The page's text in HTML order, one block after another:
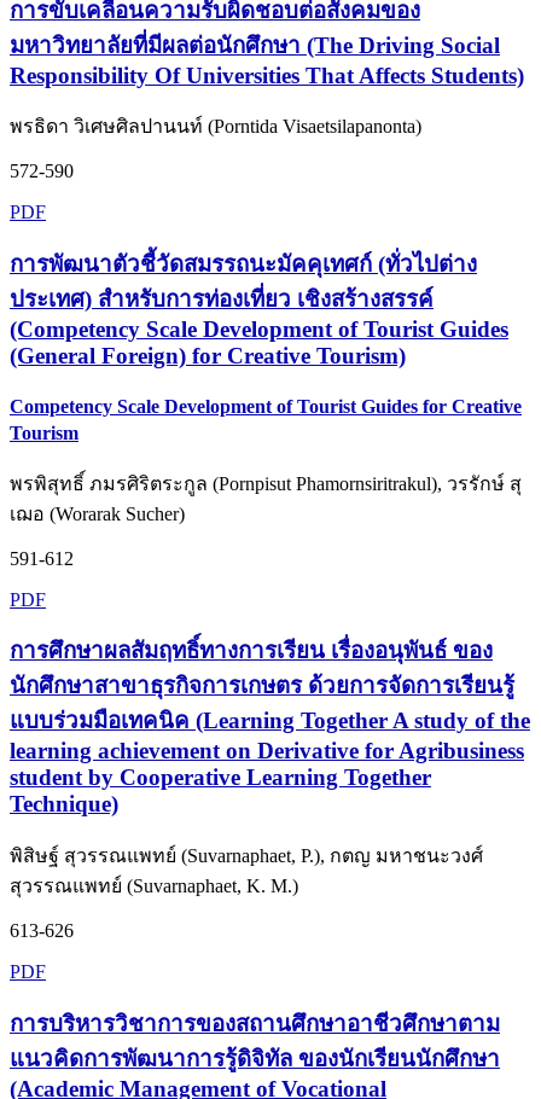
การขับเคลื่อนความรับผิดชอบต่อสังคมของ
มหาวิทยาลัยที่มีผลต่อนักศึกษา (The Driving Social
Responsibility Of Universities That Affects Students)
พรธิดา วิเศษศิลปานนท์ (Porntida Visaetsilapanonta)
572-590
PDF
การพัฒนาตัวชี้วัดสมรรถนะมัคคุเทศก์ (ทั่วไปต่าง
ประเทศ) สำหรับการท่องเที่ยว เชิงสร้างสรรค์
(Competency Scale Development of Tourist Guides
(General Foreign) for Creative Tourism)
Competency Scale Development of Tourist Guides for Creative
Tourism
พรพิสุทธิ์ ภมรศิริตระกูล (Pornpisut Phamornsiritrakul), วรรักษ์ สุ
เฌอ (Worarak Sucher)
591-612
PDF
การศึกษาผลสัมฤทธิ์ทางการเรียน เรื่องอนุพันธ์ ของ
นักศึกษาสาขาธุรกิจการเกษตร ด้วยการจัดการเรียนรู้
แบบร่วมมือเทคนิค (Learning Together A study of the
learning achievement on Derivative for Agribusiness
student by Cooperative Learning Together
Technique)
พิสิษฐ์ สุวรรณแพทย์ (Suvarnaphaet, P.), กตญ มหาชนะวงศ์
สุวรรณแพทย์ (Suvarnaphaet, K. M.)
613-626
PDF
การบริหารวิชาการของสถานศึกษาอาชีวศึกษาตาม
แนวคิดการพัฒนาการรู้ดิจิทัล ของนักเรียนนักศึกษา
(Academic Management of Vocational